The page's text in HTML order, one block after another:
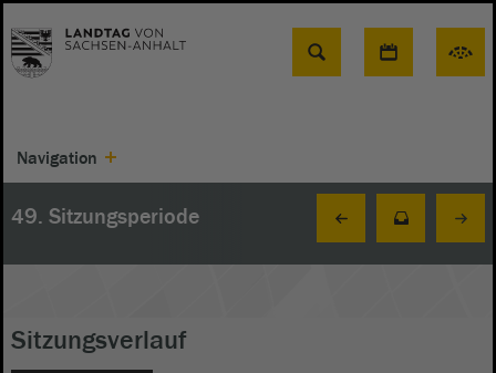
Suche
Navigation
49. Sitzungsperiode
Sitzungsverlauf